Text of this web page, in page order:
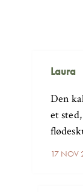
Laura
17 NOV
Den
et